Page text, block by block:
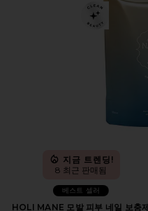
지금 트렌딩!
8 최근 판매됨
베스트 셀러
HOLI MANE 모발 피부 네일 보충제